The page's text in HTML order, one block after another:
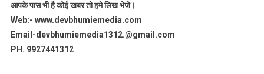
आपके पास भी है कोई खबर तो हमे लिख भेजे।
Web:- www.devbhumiemedia.com
Email-devbhumiemedia1312.@gmail.com
PH. 9927441312